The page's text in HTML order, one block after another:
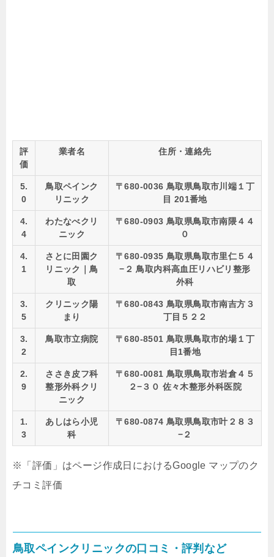
評
価
業者名 住所・連絡先
5.
0
鳥取ペインク
リニック
〒680-0036 鳥取県鳥取市川端１丁
目 201番地
4.
4
わたなべクリ
ニック
〒680-0903 鳥取県鳥取市南隈４４
０
4.
1
さとに田園ク
リニック｜鳥
取
〒680-0935 鳥取県鳥取市里仁５４
−２ 鳥取内科高血圧リハビリ整形
外科
3.
5
クリニック陽
まり
〒680-0843 鳥取県鳥取市南吉方３
丁目５２２
3.
2
鳥取市立病院
〒680-8501 鳥取県鳥取市的場１丁
目1番地
2.
9
ささき皮フ科
整形外科クリ
ニック
〒680-0081 鳥取県鳥取市岩倉４５
２−３０ 佐々木整形外科医院
1.
3
あしはら小児
科
〒680-0874 鳥取県鳥取市叶２８３
−２
※「評価」はページ作成日におけるGoogle マップのク
チコミ評価
鳥取ペインクリニックの口コミ・評判など